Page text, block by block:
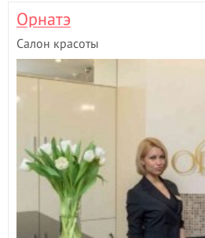
Орнатэ
Салон красоты